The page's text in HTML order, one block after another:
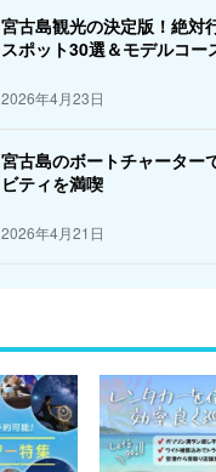
宮古島観光の決定版！絶対
スポット30選＆モデルコー
2026年4月23日
宮古島のボートチャーター
ビティを満喫
2026年4月21日